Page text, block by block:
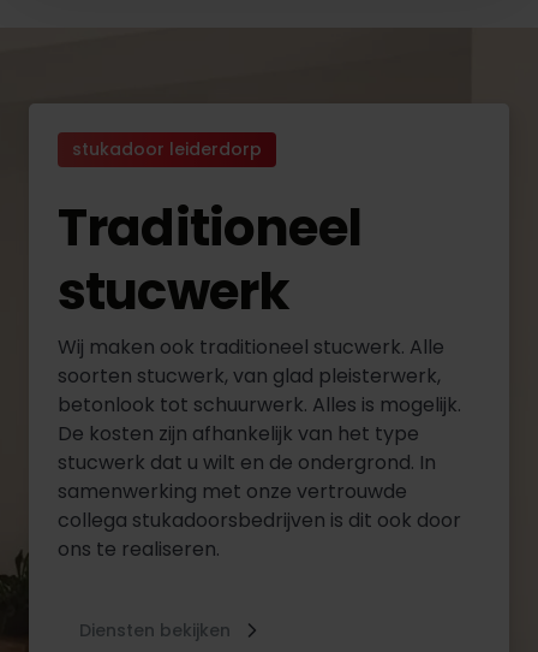
stukadoor leiderdorp
Traditioneel
stucwerk
Wij maken ook traditioneel stucwerk. Alle
soorten stucwerk, van glad pleisterwerk,
betonlook tot schuurwerk. Alles is mogelijk.
De kosten zijn afhankelijk van het type
stucwerk dat u wilt en de ondergrond. In
samenwerking met onze vertrouwde
collega stukadoorsbedrijven is dit ook door
ons te realiseren.
Diensten bekijken